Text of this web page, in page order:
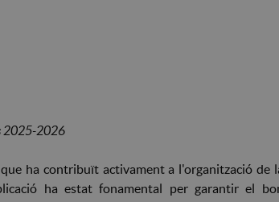
2025-2026
ha contribuït activament a l'organització de
ha estat fonamental per garantir el